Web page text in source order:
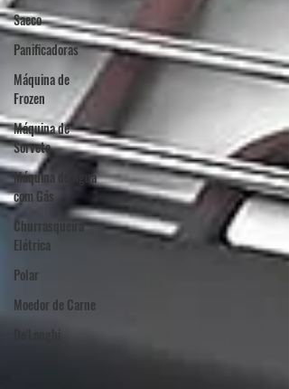
Saeco
Panificadoras
Máquina de
Frozen
Máquina de
Sorvete
Máquina de Água
com Gás
Churrasqueira
Elétrica
Polar
Moedor de Carne
De'Longhi